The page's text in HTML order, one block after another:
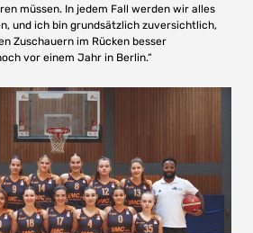
müssen. In jedem Fall werden wir alles
und ich bin grundsätzlich zuversichtlich,
Zuschauern im Rücken besser
vor einem Jahr in Berlin.“